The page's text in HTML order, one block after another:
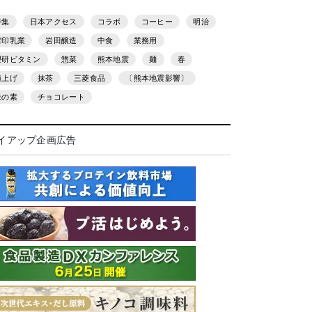
集 日本アクセス コラボ コーヒー 明治
印乳業 岩田醸造 中食 業務用
研ビタミン 惣菜 熊本地震 麺 春
上げ 抹茶 三菱食品 〔熊本地震影響〕
の素 チョコレート
アップ企画広告